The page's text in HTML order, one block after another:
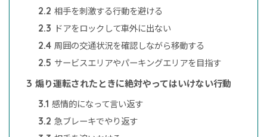
2.2 相手を刺激する行動を避ける
2.3 ドアをロックして車外に出ない
2.4 周囲の交通状況を確認しながら移動する
2.5 サービスエリアやパーキングエリアを目指す
3 煽り運転されたときに絶対やってはいけない行動
3.1 感情的になって言い返す
3.2 急ブレーキでやり返す